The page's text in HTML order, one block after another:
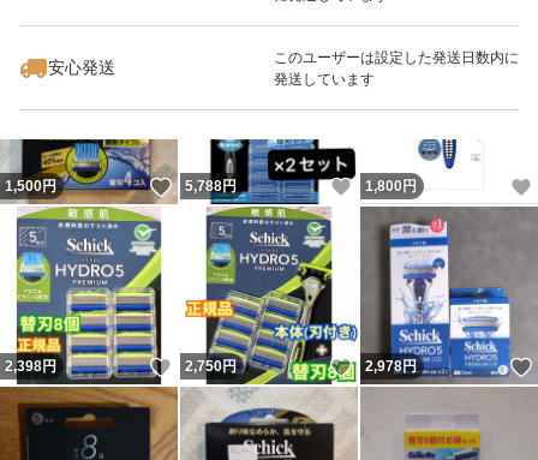
安心発送
このユーザーは設定した発送日数内に
発送しています
いいね！
1,630
1,500円 いいね！
5,788円 いいね！
1,800 円
2,398円 いいね！
2,750円 いいね！
2,978円